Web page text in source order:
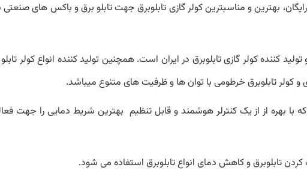
رایگان، بهترین و مناسبترین کولر گازی تابلوبرق جهت تابلو برق و باکس های
کننده کولر گازی تابلوبرق در ایران است. همچنین تولید کننده انواع کولر
و کولر تابلوبرق خرطومی با توان ها و ظرفیت های متنوع میباشد.
با بهره از از یک کنترلر هوشمند و قابل تنظیم بهترین شریط دمایی را جهت
تابلوبرق و کاهش دمای انواع تابلوبرق استفاده می شود.